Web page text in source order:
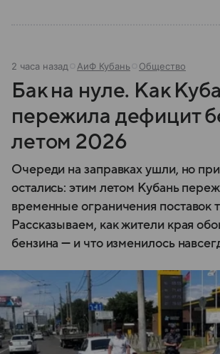
2 часа назад АиФ Кубань Общество
Бак на нуле. Как
пережила дефицит
летом 2026
Очереди на заправках ушли, но
остались: этим летом Кубань
временные ограничения поставок
Рассказываем, как жители края
бензина — и что изменилось